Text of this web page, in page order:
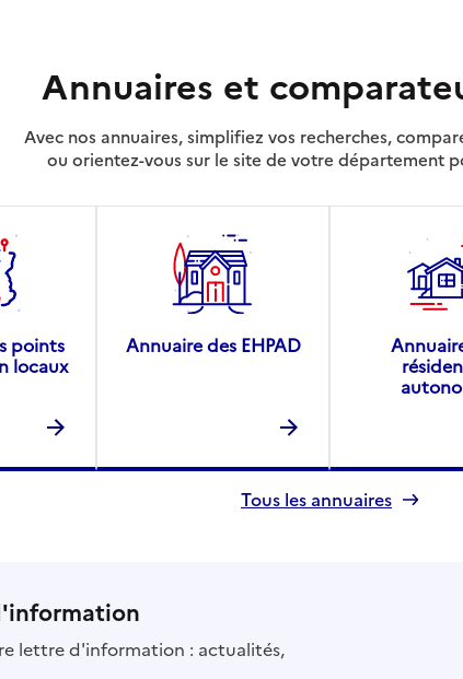
Annuaires et
Avec nos annuaires, simplifiez vos recherches,
ou orientez-vous sur le site de votre département
points
locaux
Annuaire des EHPAD
Tous les annuaires
lettre d'information : actualités,